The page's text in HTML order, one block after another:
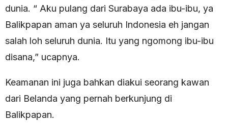
dunia. “ Aku pulang dari Surabaya ada ibu-ibu, ya
Balikpapan aman ya seluruh Indonesia eh jangan
salah loh seluruh dunia. Itu yang ngomong ibu-ibu
disana,” ucapnya.
Keamanan ini juga bahkan diakui seorang kawan
dari Belanda yang pernah berkunjung di
Balikpapan.